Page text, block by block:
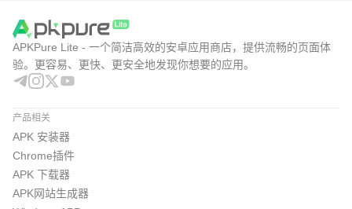
APKPure Lite - 一个简洁高效的安卓应用商店，提供流畅的页面体
验。更容易、更快、更安全地发现你想要的应用。
产品相关
APK 安装器
Chrome插件
APK 下载器
APK网站生成器